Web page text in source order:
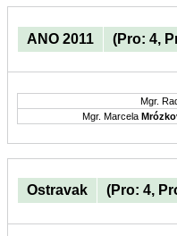
ANO 2011 (Pro: 4,
Mgr.
Mgr. Marcela
Ostravak (Pro: 4,